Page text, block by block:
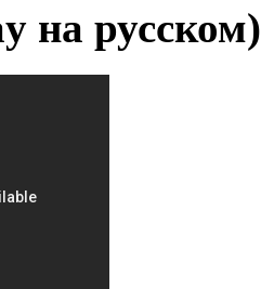
на русском)